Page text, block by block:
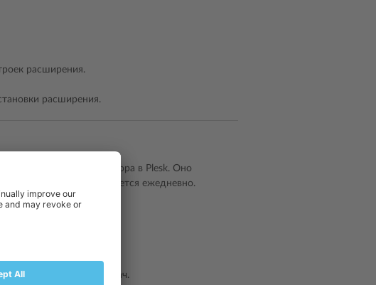
расширения.
расширения.
страницы администратора в Plesk. Оно
новостей RSS обновляется ежедневно.
расширения.
и планирование задач.